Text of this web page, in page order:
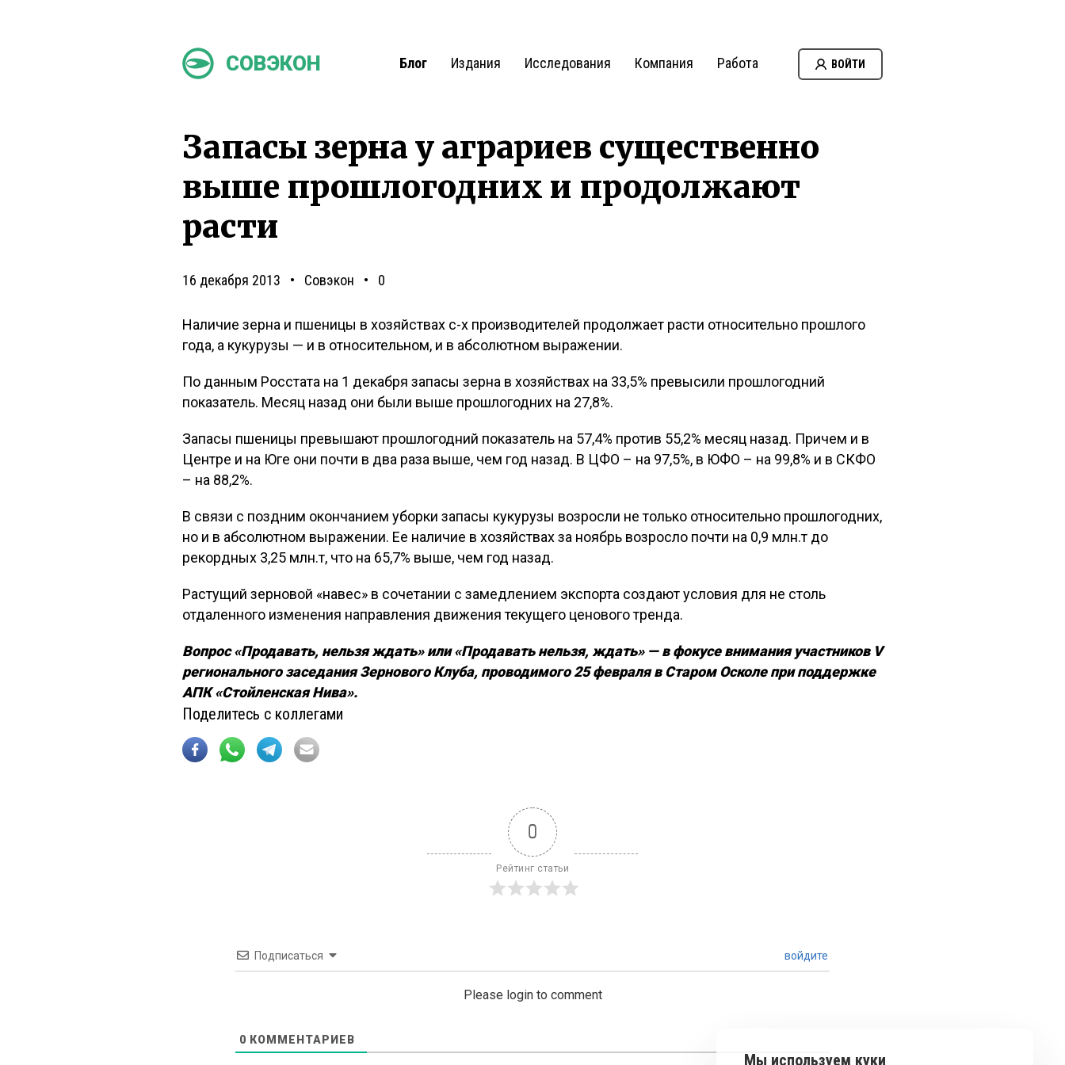
СОВЭКОН Блог Издания Исследования Компания Работа ВОЙТИ
Запасы зерна у аграриев существенно
выше прошлогодних и продолжают
расти
16 декабря 2013 Совэкон 0
Наличие зерна и пшеницы в хозяйствах с-х производителей продолжает расти относительно прошлого
года, а кукурузы — и в относительном, и в абсолютном выражении.
По данным Росстата на 1 декабря запасы зерна в хозяйствах на 33,5% превысили прошлогодний
показатель. Месяц назад они были выше прошлогодних на 27,8%.
Запасы пшеницы превышают прошлогодний показатель на 57,4% против 55,2% месяц назад. Причем и в
Центре и на Юге они почти в два раза выше, чем год назад. В ЦФО – на 97,5%, в ЮФО – на 99,8% и в СКФО
– на 88,2%.
В связи с поздним окончанием уборки запасы кукурузы возросли не только относительно прошлогодних,
но и в абсолютном выражении. Ее наличие в хозяйствах за ноябрь возросло почти на 0,9 млн.т до
рекордных 3,25 млн.т, что на 65,7% выше, чем год назад.
Растущий зерновой «навес» в сочетании с замедлением экспорта создают условия для не столь
отдаленного изменения направления движения текущего ценового тренда.
Вопрос «Продавать, нельзя ждать» или «Продавать нельзя, ждать» — в фокусе внимания участников V
регионального заседания Зернового Клуба, проводимого 25 февраля в Старом Осколе при поддержке
АПК «Стойленская Нива».
Поделитесь с коллегами
0
Рейтинг статьи
Подписаться войдите
Please login to comment
0 КОММЕНТАРИЕВ